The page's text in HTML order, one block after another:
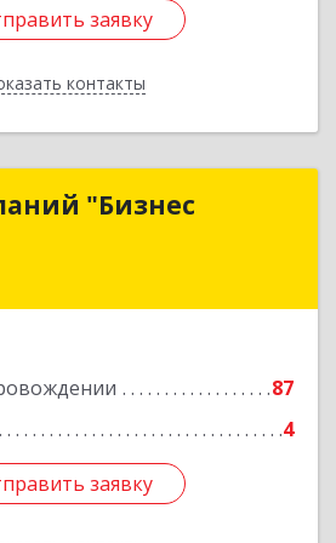
заявку
контакты
заявку
Назад
"Бизнес
87
4
заявку
компаний "Бизнес
Подробнее
заявку